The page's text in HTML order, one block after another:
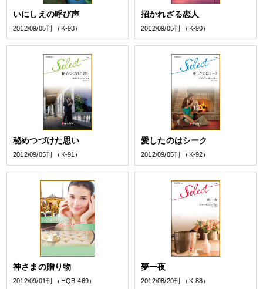
いにしえの呼び声
2012/09/05刊 （K-93）
招かれざる恋人
2012/09/05刊 （K-90）
秘めつづけた思い
2012/09/05刊 （K-91）
愛したのはシーク
2012/09/05刊 （K-92）
神さまの贈り物
2012/09/01刊 （HQB-469）
夢一夜
2012/08/20刊 （K-88）